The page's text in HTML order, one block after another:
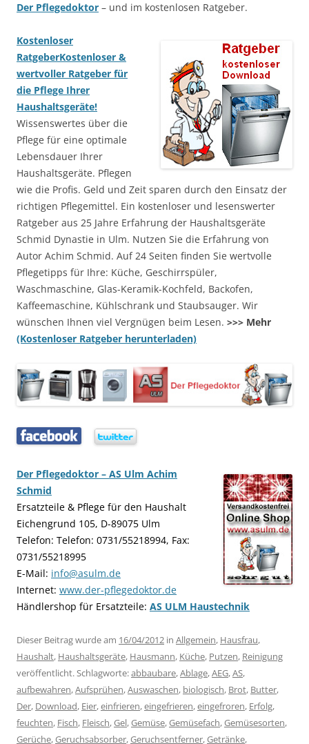
Der Pflegedoktor – und im kostenlosen Ratgeber.
Kostenloser
RatgeberKostenloser &
wertvoller Ratgeber für
die Pflege Ihrer
Haushaltsgeräte!
Wissenswertes über die
Pflege für eine optimale
Lebensdauer Ihrer
Haushaltsgeräte. Pflegen
wie die Profis. Geld und Zeit sparen durch den Einsatz der
richtigen Pflegemittel. Ein kostenloser und lesenswerter
Ratgeber aus 25 Jahre Erfahrung der Haushaltsgeräte
Schmid Dynastie in Ulm. Nutzen Sie die Erfahrung von
Autor Achim Schmid. Auf 24 Seiten finden Sie wertvolle
Pflegetipps für Ihre: Küche, Geschirrspüler,
Waschmaschine, Glas-Keramik-Kochfeld, Backofen,
Kaffeemaschine, Kühlschrank und Staubsauger. Wir
wünschen Ihnen viel Vergnügen beim Lesen. >>> Mehr
(Kostenloser Ratgeber herunterladen)
Der Pflegedoktor – AS Ulm Achim
Schmid
Ersatzteile & Pflege für den Haushalt
Eichengrund 105, D-89075 Ulm
Telefon: Telefon: 0731/55218994, Fax:
0731/55218995
E-Mail: info@asulm.de
Internet: www.der-pflegedoktor.de
Händlershop für Ersatzteile: AS ULM Haustechnik
Dieser Beitrag wurde am 16/04/2012 in Allgemein, Hausfrau,
Haushalt, Haushaltsgeräte, Hausmann, Küche, Putzen, Reinigung
veröffentlicht. Schlagworte:abbaubare,Ablage,AEG,AS,
aufbewahren,Aufsprühen,Auswaschen, biologisch, Brot, Butter,
Der, Download, Eier,einfrieren,eingefrieren,eingefroren, Erfolg,
feuchten, Fisch, Fleisch,Gel,Gemüse,Gemüsefach,Gemüsesorten,
Gerüche,Geruchsabsorber,Geruchsentferner,Getränke,